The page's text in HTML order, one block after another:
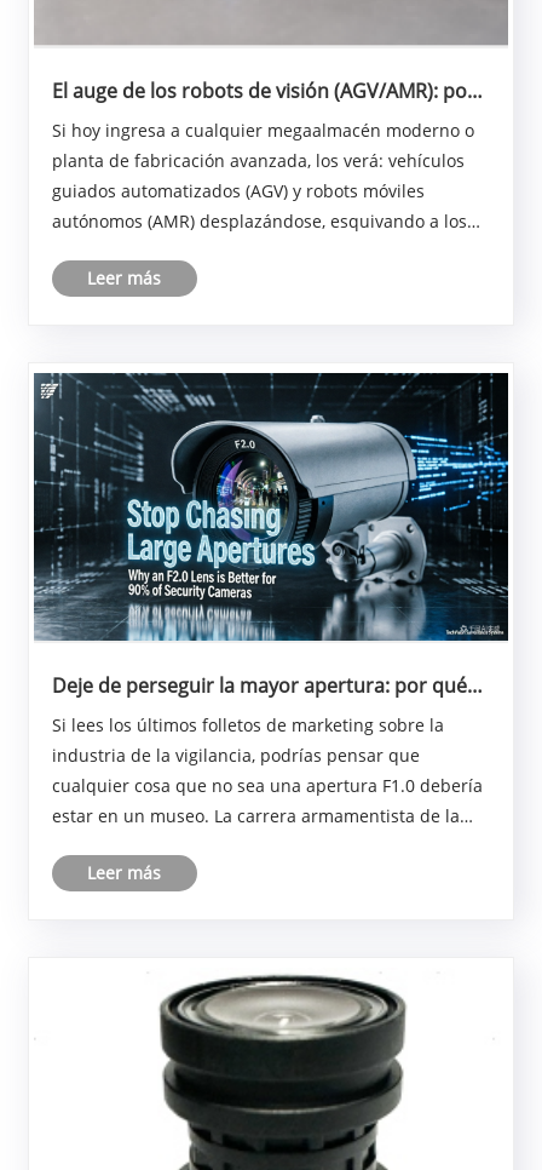
El auge de los robots de visión (AGV/AMR): por
significa realmente la "óptica personalizada"
Introducción al artículo
Si hoy ingresa a cualquier megaalmacén moderno o
planta de fabricación avanzada, los verá: vehículos
guiados automatizados (AGV) y robots móviles
autónomos (AMR) desplazándose, esquivando a los
quirúrgica. Lo visual es increíblemente futurista, pero
Leer más
Deje de perseguir la mayor apertura: por qué
inteligente para el 90 % de los escenarios de
seguridad
Si lees los últimos folletos de marketing sobre la
industria de la vigilancia, podrías pensar que
cualquier cosa que no sea una apertura F1.0 debería
estar en un museo. La carrera armamentista de la
muchos ingenieros y gerentes de adquisiciones de
Leer más